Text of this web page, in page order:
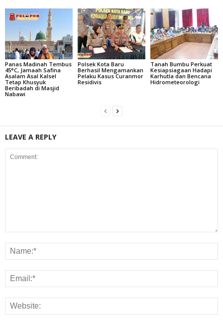
Panas Madinah Tembus
45°C, Jamaah Safina
Asalam Asal Kalsel
Tetap Khusyuk
Beribadah di Masjid
Nabawi
Polsek Kota Baru
Berhasil Mengamankan
Pelaku Kasus Curanmor
Residivis
Tanah Bumbu Perkuat
Kesiapsiagaan Hadapi
Karhutla dan Bencana
Hidrometeorologi
LEAVE A REPLY